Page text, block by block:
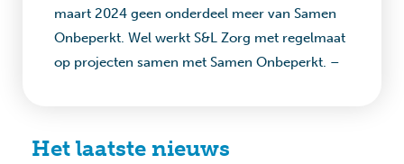
maart 2024 geen onderdeel meer van Samen
Onbeperkt. Wel werkt S&L Zorg met regelmaat
op projecten samen met Samen Onbeperkt. –
Het laatste nieuws